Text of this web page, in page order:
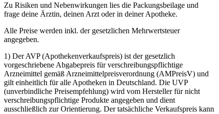
Zu Risiken und Nebenwirkungen lies die Packungsbeilage und
frage deine Ärztin, deinen Arzt oder in deiner Apotheke.
Alle Preise werden inkl. der gesetzlichen Mehrwertsteuer
angegeben.
1) Der AVP (Apothekenverkaufspreis) ist der gesetzlich
vorgeschriebene Abgabepreis für verschreibungspflichtige
Arzneimittel gemäß Arzneimittelpreisverordnung (AMPreisV) und
gilt einheitlich für alle Apotheken in Deutschland. Die UVP
(unverbindliche Preisempfehlung) wird vom Hersteller für nicht
verschreibungspflichtige Produkte angegeben und dient
ausschließlich zur Orientierung. Der tatsächliche Verkaufspreis kann